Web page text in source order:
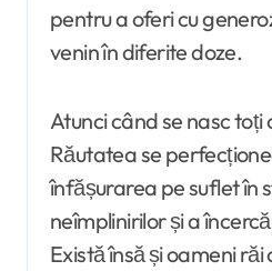
pentru a oferi cu
venin în diferite doze.
Atunci când se nasc toți
Răutatea se
înfășurarea pe suflet în
neîmplinirilor și a
Există însă și oameni răi